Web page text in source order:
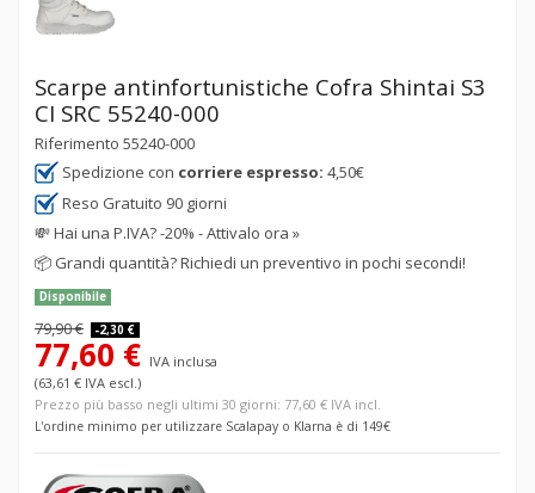
Scarpe antinfortunistiche Cofra Shintai S3
CI SRC 55240-000
Riferimento 55240-000
Spedizione con corriere espresso: 4,50€
Reso Gratuito 90 giorni
💸Hai una P.IVA? -20% - Attivalo ora »
📦 Grandi quantità? Richiedi un preventivo in pochi secondi!
Disponibile
79,90 € -2,30 €
77,60 € IVA inclusa
(63,61 € IVA escl.)
Prezzo più basso negli ultimi 30 giorni: 77,60 € IVA incl.
L'ordine minimo per utilizzare Scalapay o Klarna è di 149€